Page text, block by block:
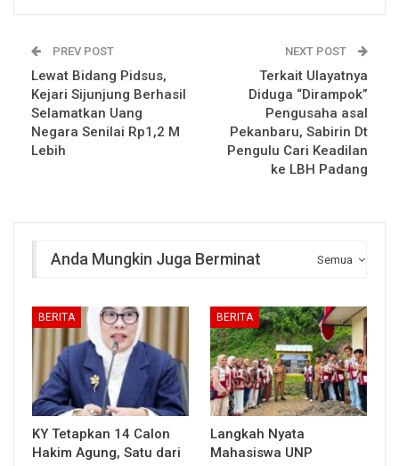
PREV POST
Lewat Bidang Pidsus,
Kejari Sijunjung Berhasil
Selamatkan Uang
Negara Senilai Rp1,2 M
Lebih
NEXT POST
Terkait Ulayatnya
Diduga “Dirampok”
Pengusaha asal
Pekanbaru, Sabirin Dt
Pengulu Cari Keadilan
ke LBH Padang
Semua
Anda Mungkin Juga Berminat
BERITA
KY Tetapkan 14 Calon
Hakim Agung, Satu dari
BERITA
Langkah Nyata
Mahasiswa UNP